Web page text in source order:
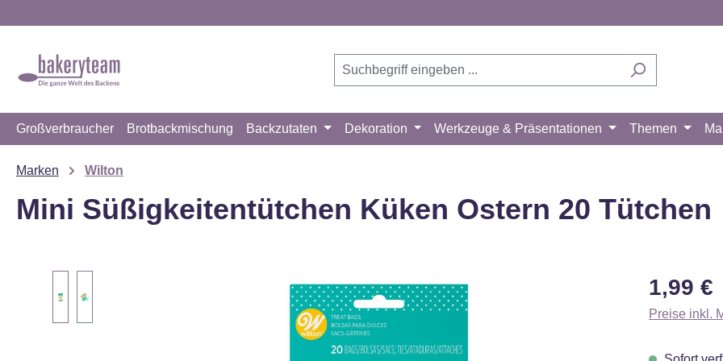
Großverbraucher Brotbackmischung Backzutaten Dekoration Werkzeuge & Präsentationen Themen
Marken Wilton
Mini Süßigkeitentütchen Küken Ostern 20 Tütchen
Regulärer
1,99 €
Preise inkl.